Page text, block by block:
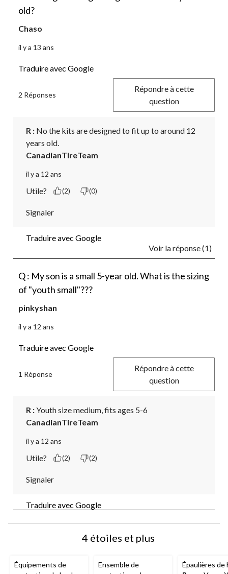
old?
Chaso
il y a 13 ans
Traduire avec Google
2 Réponses
Répondre à cette
question
R : No the kits are designed to fit up to around 12
years old.
CanadianTireTeam
il y a 12 ans
Utile? (2) (0)
Signaler
Traduire avec Google
Voir la réponse (1)
Q : My son is a small 5-year old. What is the sizing
of "youth small"???
pinkyshan
il y a 12 ans
Traduire avec Google
1 Réponse
Répondre à cette
question
R : Youth size medium, fits ages 5-6
CanadianTireTeam
il y a 12 ans
Utile? (2) (2)
Signaler
Traduire avec Google
4 étoiles et plus
Équipements de
Ensemble de
Épaulières de